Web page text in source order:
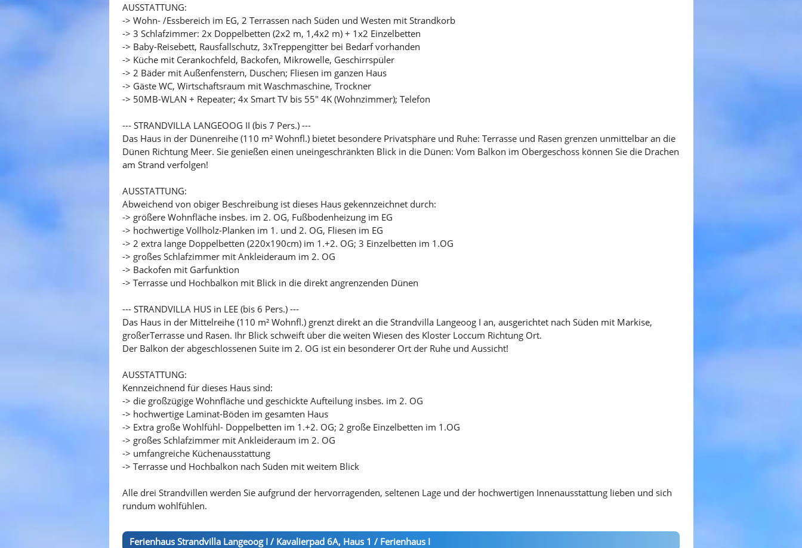
AUSSTATTUNG:
-> Wohn- /Essbereich im EG, 2 Terrassen nach Süden und Westen mit Strandkorb
-> 3 Schlafzimmer: 2x Doppelbetten (2x2 m, 1,4x2 m) + 1x2 Einzelbetten
-> Baby-Reisebett, Rausfallschutz, 3xTreppengitter bei Bedarf vorhanden
-> Küche mit Cerankochfeld, Backofen, Mikrowelle, Geschirrspüler
-> 2 Bäder mit Außenfenstern, Duschen; Fliesen im ganzen Haus
-> Gäste WC, Wirtschaftsraum mit Waschmaschine, Trockner
-> 50MB-WLAN + Repeater; 4x Smart TV bis 55" 4K (Wohnzimmer); Telefon
--- STRANDVILLA LANGEOOG II (bis 7 Pers.) ---
Das Haus in der Dünenreihe (110 m² Wohnfl.) bietet besondere Privatsphäre und Ruhe: Terrasse und Rasen grenzen unmittelbar an die
Dünen Richtung Meer. Sie genießen einen uneingeschränkten Blick in die Dünen: Vom Balkon im Obergeschoss können Sie die Drachen
am Strand verfolgen!
AUSSTATTUNG:
Abweichend von obiger Beschreibung ist dieses Haus gekennzeichnet durch:
-> größere Wohnfläche insbes. im 2. OG, Fußbodenheizung im EG
-> hochwertige Vollholz-Planken im 1. und 2. OG, Fliesen im EG
-> 2 extra lange Doppelbetten (220x190cm) im 1.+2. OG; 3 Einzelbetten im 1.OG
-> großes Schlafzimmer mit Ankleideraum im 2. OG
-> Backofen mit Garfunktion
-> Terrasse und Hochbalkon mit Blick in die direkt angrenzenden Dünen
--- STRANDVILLA HUS in LEE (bis 6 Pers.) ---
Das Haus in der Mittelreihe (110 m² Wohnfl.) grenzt direkt an die Strandvilla Langeoog I an, ausgerichtet nach Süden mit Markise,
großerTerrasse und Rasen. Ihr Blick schweift über die weiten Wiesen des Kloster Loccum Richtung Ort.
Der Balkon der abgeschlossenen Suite im 2. OG ist ein besonderer Ort der Ruhe und Aussicht!
AUSSTATTUNG:
Kennzeichnend für dieses Haus sind:
-> die großzügige Wohnfläche und geschickte Aufteilung insbes. im 2. OG
-> hochwertige Laminat-Böden im gesamten Haus
-> Extra große Wohlfühl- Doppelbetten im 1.+2. OG; 2 große Einzelbetten im 1.OG
-> großes Schlafzimmer mit Ankleideraum im 2. OG
-> umfangreiche Küchenausstattung
-> Terrasse und Hochbalkon nach Süden mit weitem Blick
Alle drei Strandvillen werden Sie aufgrund der hervorragenden, seltenen Lage und der hochwertigen Innenausstattung lieben und sich
rundum wohlfühlen.
Ferienhaus Strandvilla Langeoog I / Kavalierpad 6A, Haus 1 / Ferienhaus I